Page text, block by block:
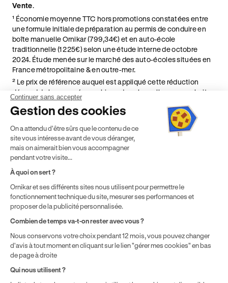
Vente.
¹ Économie moyenne TTC hors promotions constatées entre
une formule initiale de préparation au permis de conduire en
boîte manuelle Ornikar (799,34€) et en auto-école
traditionnelle (1 225€) selon une étude interne de octobre
2024. Étude menée sur le marché des auto-écoles situées en
France métropolitaine & en outre-mer.
² Le prix de référence auquel est appliqué cette réduction
dépend de la zone géographique dans laquelle vous souhaitez
effectuer vos heures de conduite conformément à l'Article 6
de nos Conditions Générales de Vente
⁵ Montant du financement CPF variable selon les droits acquis
par chaque bénéficiaire. Exemple donné pour un titulaire
disposant de 500 € de droits CPF. Le reste à charge dépend du
solde disponible sur le Compte Personnel de Formation et du
Continuer sans accepter
Gestion des cookies
On a attendu d'être sûrs que le contenu de ce
site vous intéresse avant de vous déranger,
mais on aimerait bien vous accompagner
pendant votre visite...
À quoi on sert ?
Ornikar et ses différents sites nous utilisent pour permettre le
fonctionnement technique du site, mesurer ses performances et
proposer de la publicité personnalisée.
Combien de temps va-t-on rester avec vous ?
Nous conservons votre choix pendant 12 mois, vous pouvez changer
d'avis à tout moment en cliquant sur le lien "gérer mes cookies" en bas
de page à droite
Qui nous utilisent ?